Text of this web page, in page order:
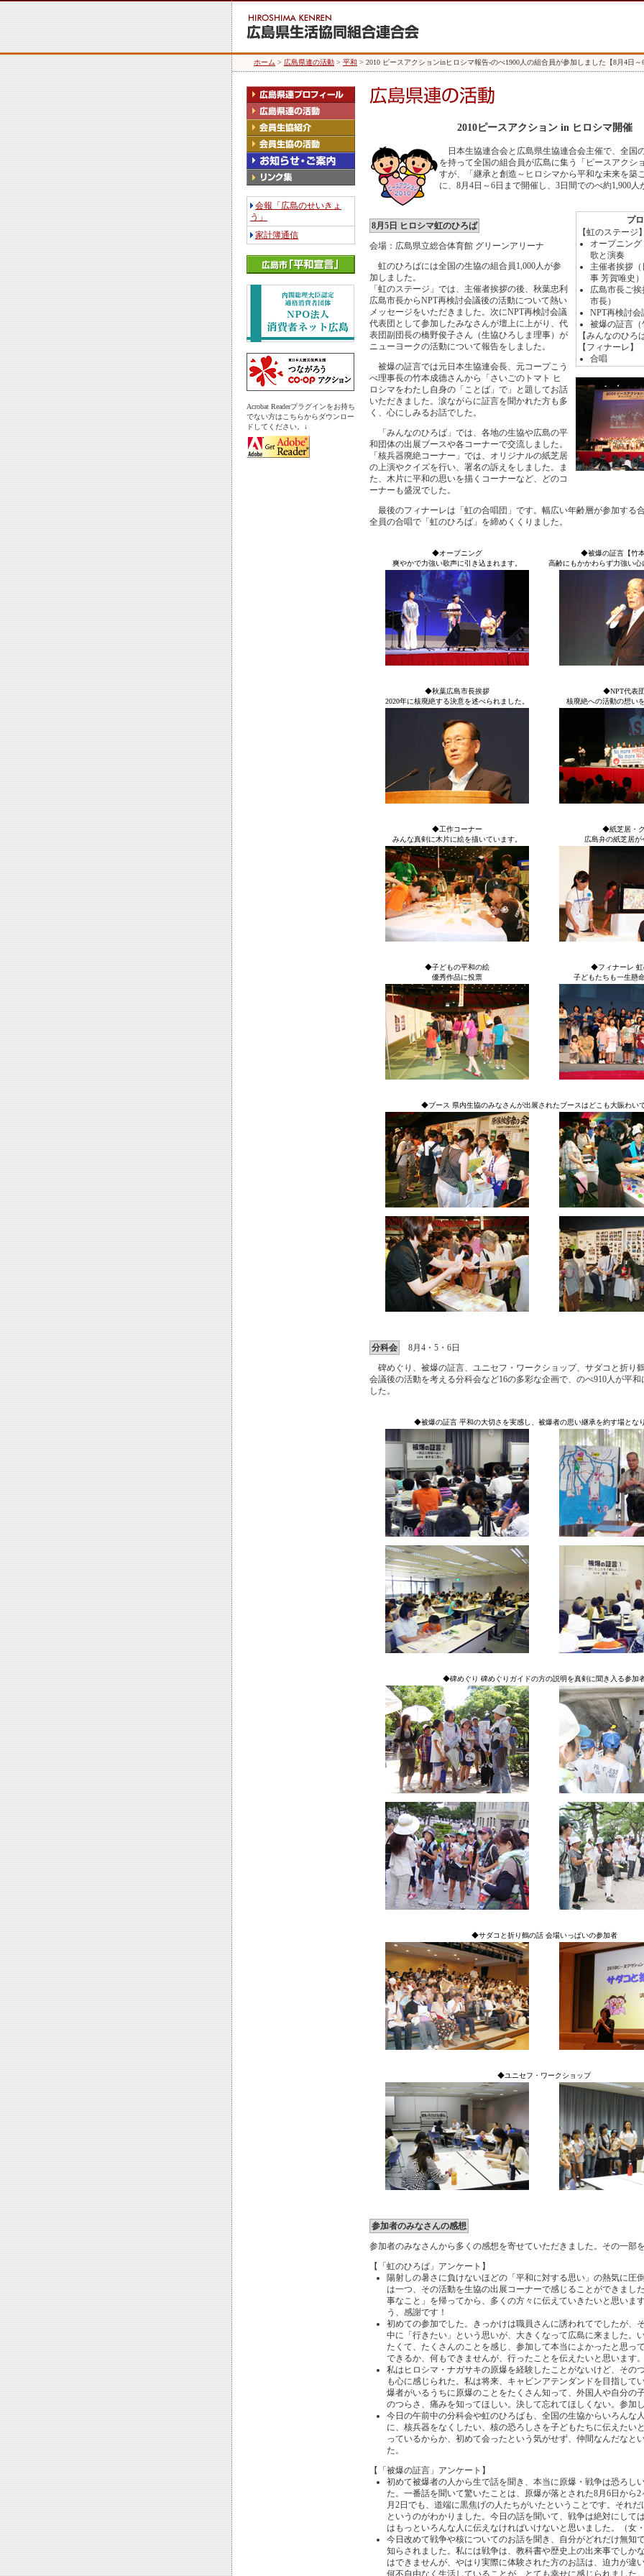
ホーム > 広島県連の活動 > 平和 > 2010 ピースアクションinヒロシマ報告-のべ1900人の組合員が参加しました【8月4日～
会報「広島のせいきょ
う」
家計簿通信
Acrobat Readerプラグインをお持ち
でない方はこちらからダウンロー
ドしてください。↓
2010ピースアクション in ヒロシマ開催
日本生協連合会と広島県生協連合会主催で、全国
を持って全国の組合員が広島に集う「ピースアクシ
すが、「継承と創造～ヒロシマから平和な未来を築
に、8月4日～6日まで開催し、3日間でのべ約1,900人
プ
【虹のステージ
オープニン
歌と演奏
主催者挨拶
事 芳賀唯史）
広島市長ご
市長）
NPT再検討
被爆の証言
【みんなのひろ
【フィナーレ】
合唱
8月5日 ヒロシマ虹のひろば
会場：広島県立総合体育館 グリーンアリーナ
虹のひろばには全国の生協の組合員1,000人が参
加しました。
「虹のステージ」では、主催者挨拶の後、秋葉忠利
広島市長からNPT再検討会議後の活動について熱い
メッセージをいただきました。次にNPT再検討会議
代表団として参加したみなさんが壇上に上がり、代
表団副団長の橋野俊子さん（生協ひろしま理事）が
ニューヨークの活動について報告をしました。
被爆の証言では元日本生協連会長、元コープこう
べ理事長の竹本成德さんから「さいごのトマト ヒ
ロシマをわたし自身の「ことば」で」と題してお話
いただきました。涙ながらに証言を聞かれた方も多
く、心にしみるお話でした。
「みんなのひろば」では、各地の生協や広島の平
和団体の出展ブースや各コーナーで交流しました。
「核兵器廃絶コーナー」では、オリジナルの紙芝居
の上演やクイズを行い、署名の訴えをしました。ま
た、木片に平和の思いを描くコーナーなど、どのコ
ーナーも盛況でした。
最後のフィナーレは「虹の合唱団」です。幅広い年齢層が参加する
全員の合唱で「虹のひろば」を締めくくりました。
◆オープニング
爽やかで力強い歌声に引き込まれます。
◆被爆の証言【竹
高齢にもかかわらず力強い
◆秋葉広島市長挨拶
2020年に核廃絶する決意を述べられました。
◆NPT代表
核廃絶への活動の想い
◆工作コーナー
みんな真剣に木片に絵を描いています。
◆紙芝居・
広島弁の紙芝居が
◆子どもの平和の絵
優秀作品に投票
◆フィナーレ 虹
子どもたちも一生懸
◆ブース 県内生協のみなさんが出展されたブースはどこも大賑わい
分科会
8月4・5・6日
碑めぐり、被爆の証言、ユニセフ・ワークショップ、サダコと折り
会議後の活動を考える分科会など16の多彩な企画で、のべ910人が平
した。
◆被爆の証言 平和の大切さを実感し、被爆者の思い継承を約す場とな
◆碑めぐり 碑めぐりガイドの方の説明を真剣に聞き入る参加
◆サダコと折り鶴の話 会場いっぱいの参加者
◆ユニセフ・ワークショップ
参加者のみなさんの感想
参加者のみなさんから多くの感想を寄せていただきました。その一部
【「虹のひろば」アンケート】
陽射しの暑さに負けないほどの「平和に対する思い」の熱気に圧
は一つ、その活動を生協の出展コーナーで感じることができまし
事なこと」を帰ってから、多くの方々に伝えていきたいと思いま
う、感謝です！
初めての参加でした。きっかけは職員さんに誘われてでしたが、
中に「行きたい」という思いが、大きくなって広島に来ました。
たくて、たくさんのことを感じ、参加して本当によかったと思っ
できるか、何もできませんが、行ったことを伝えたいと思います
私はヒロシマ・ナガサキの原爆を経験したことがないけど、その
も心に感じられた。私は将来、キャビンアテンダンドを目指して
爆者がいるうちに原爆のことをたくさん知って、外国人や自分の
のつらさ、痛みを知ってほしい。決して忘れてほしくない。参加
今日の午前中の分科会や虹のひろばも、全国の生協からいろんな
に、核兵器をなくしたい、核の恐ろしさを子どもたちに伝えたい
っているからか、初めて会ったという気がせず、仲間なんだなと
た。
【「被爆の証言」アンケート】
初めて被爆者の人から生で話を聞き、本当に原爆・戦争は恐ろし
た。一番話を聞いて驚いたことは、原爆が落とされた8月6日から2
月2日でも、道端に黒焦げの人たちがいたということです。それ
というのがわかりました。今日の話を聞いて、戦争は絶対にして
はもっといろんな人に伝えなければいけないと思いました。（女
今日改めて戦争や核についてのお話を聞き、自分がどれだけ無知
知らされました。私には戦争は、教科書や歴史上の出来事でしか
はできませんが、やはり実際に体験された方のお話は、迫力が違
何不自由なく生活していることが、とても幸せに感じられました